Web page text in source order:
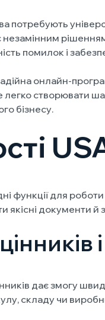
потребують
є незамінним
помилок і
онлайн-
створювати
бізнесу.
функції для
документи й
дає змогу
складу чи